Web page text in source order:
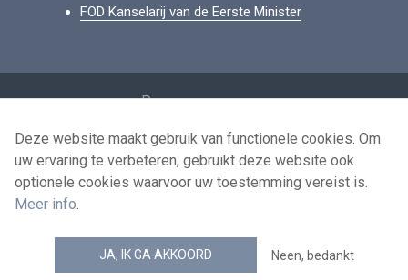
FOD Kanselarij van de Eerste Minister
Persoonsgegevens
Voorwaarden voor het hergebruik
Contacteer ons
news.belgium RSS feed
Deze website maakt gebruik van functionele cookies. Om
uw ervaring te verbeteren, gebruikt deze website ook
optionele cookies waarvoor uw toestemming vereist is.
Meer info.
JA, IK GA AKKOORD Neen, bedankt